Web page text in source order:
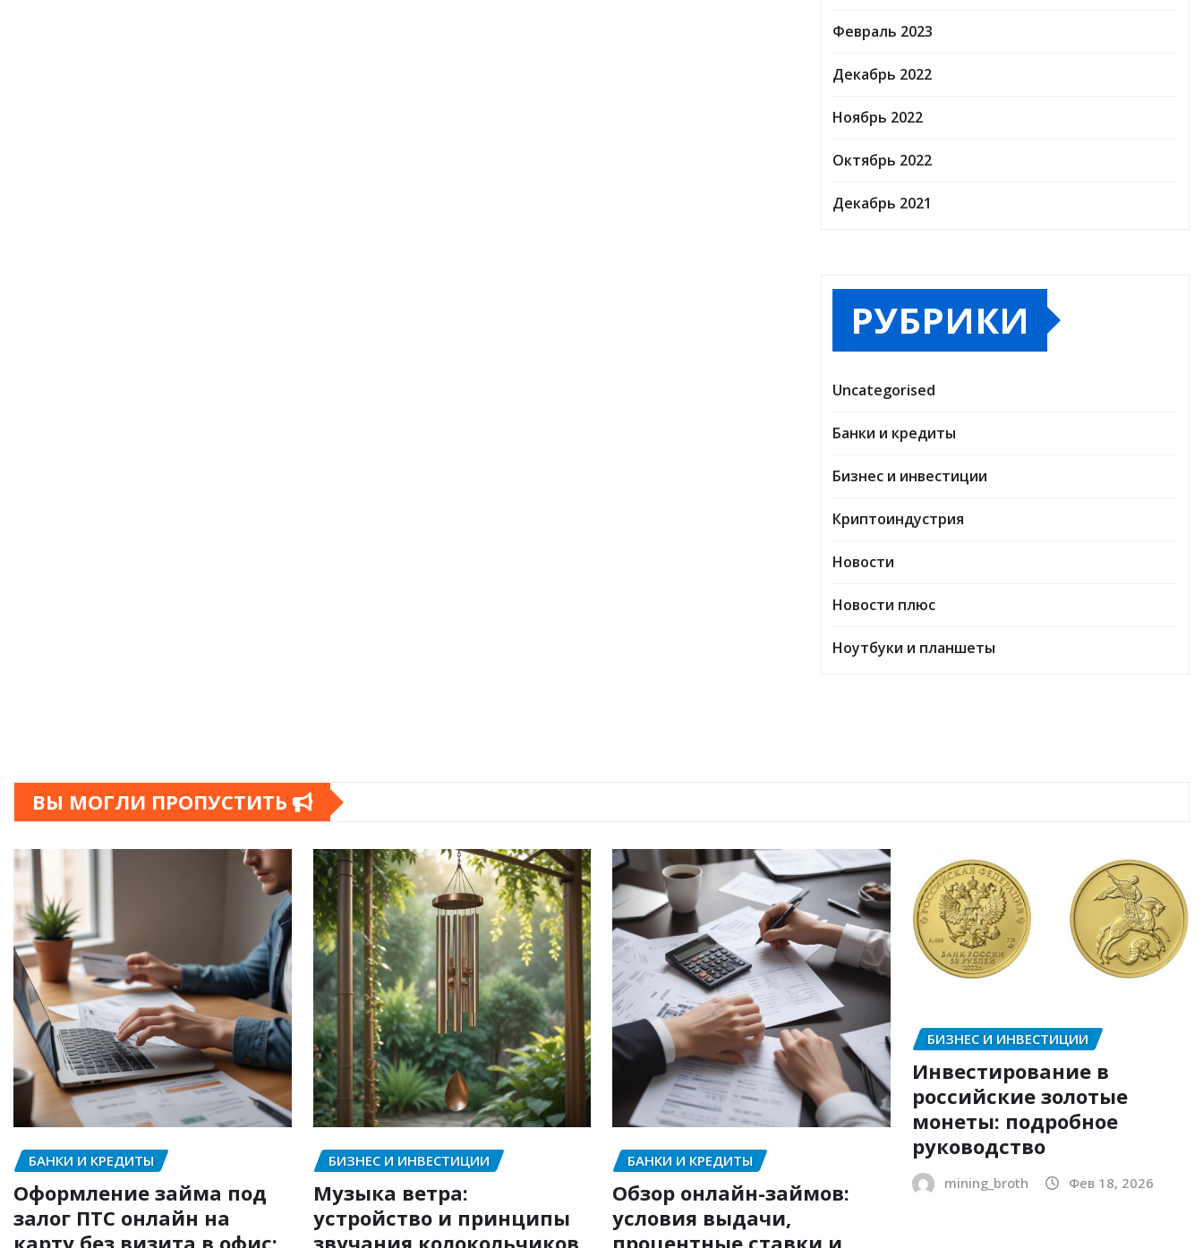
Февраль 2023
Декабрь 2022
Ноябрь 2022
Октябрь 2022
Декабрь 2021
РУБРИКИ
Uncategorised
Банки и кредиты
Бизнес и инвестиции
Криптоиндустрия
Новости
Новости плюс
Ноутбуки и планшеты
ВЫ МОГЛИ ПРОПУСТИТЬ
БАНКИ И КРЕДИТЫ
Оформление займа под
залог ПТС онлайн на
БИЗНЕС И ИНВЕСТИЦИИ
Музыка ветра:
устройство и принципы
БАНКИ И КРЕДИТЫ
Обзор онлайн-займов:
условия выдачи,
БИЗНЕС И ИНВЕСТИЦИИ
Инвестирование в
российские золотые
монеты: подробное
руководство
mining_broth Фев 18, 2026